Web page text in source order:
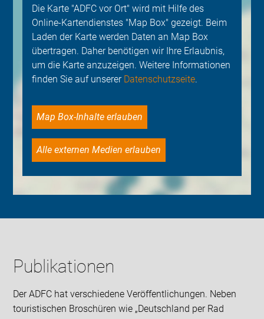
Die Karte "ADFC vor Ort" wird mit Hilfe des
Online-Kartendienstes "Map Box" gezeigt. Beim
Laden der Karte werden Daten an Map Box
übertragen. Daher benötigen wir Ihre Erlaubnis,
um die Karte anzuzeigen. Weitere Informationen
finden Sie auf unserer Datenschutzseite.
Map Box-Inhalte erlauben
Alle externen Medien erlauben
Publikationen
Der ADFC hat verschiedene Veröffentlichungen. Neben
touristischen Broschüren wie „Deutschland per Rad